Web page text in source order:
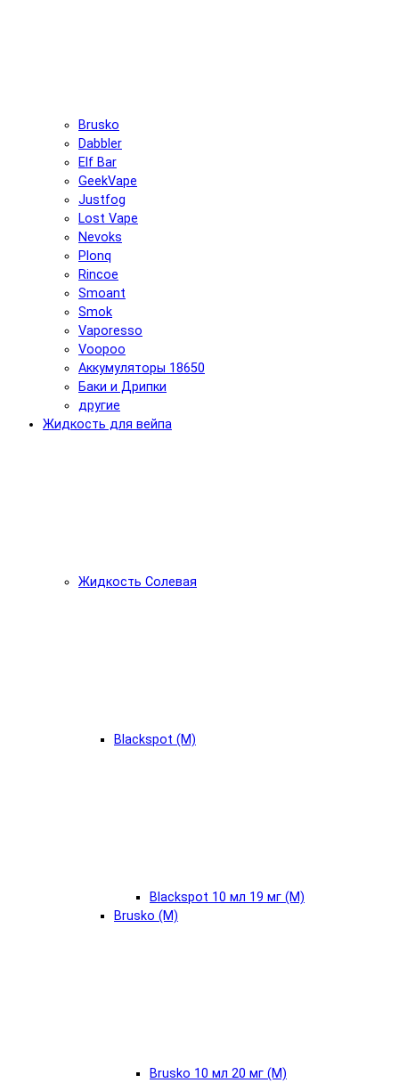
Brusko
Dabbler
Elf Bar
GeekVape
Justfog
Lost Vape
Nevoks
Plonq
Rincoe
Smoant
Smok
Vaporesso
Voopoo
Аккумуляторы 18650
Баки и Дрипки
другие
Жидкость для вейпа
Жидкость Солевая
Blackspot (М)
Blackspot 10 мл 19 мг (М)
Brusko (М)
Brusko 10 мл 20 мг (М)